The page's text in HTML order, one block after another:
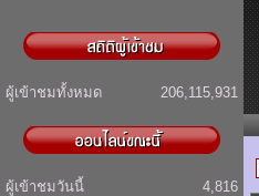
ผู้เข้าชมทั้งหมด 206,115,931
ผู้เข้าชมวันนี้ 4,816